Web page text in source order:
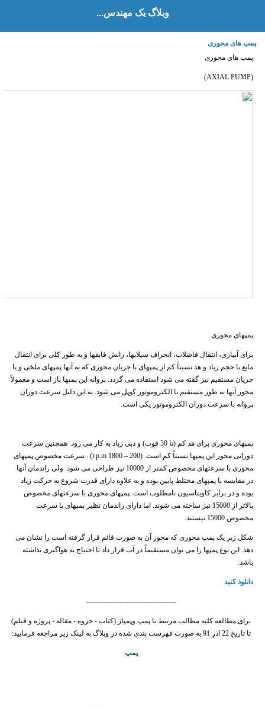
وبلاگ یک مهندس...
پمپ های محوری
پمپ های محوری
(AXIAL PUMP)
پمپهای محوری
برای آبیاری، انتقال فاضلاب، انحراف سیلابها، رانش قایقها و به طور کلی برای انتقال
مایع با حجم زیاد و هد نسبتاً کم از پمپهای با جریان محوری که به آنها پمپهای ملخی و یا
جریان مستقیم نیز گفته می شود استفاده می گردد. پروانه این پمپها باز است و معمولاً
محور آنها به طور مستقیم با الکتروموتور کوپل می شود. به این دلیل سرعت دوران
پروانه با سرعت دوران الکتروموتور یکی است.
پمپهای محوری برای هد کم (تا 30 فوت) و دبی زیاد به کار می رود. همچنین سرعت
دورانی محور این پمپها نسبتاً کم است. (200 – 1800 r.p.m) . سرعت مخصوص پمپهای
محوری با سرعتهای مخصوص کمتر از 10000 نیز طراحی می شود. ولی راندمان آنها
در مقایسه با پمپهای مختلط پایین بوده و به علاوه دارای قدرت شروع به حرکت زیاد
بوده و در برابر کاویتاسیون نامطلوب است. پمپهای محوری با سرعتهای مخصوص
بالاتر از 15000 نیز ساخته می شوند. اما دارای راندمان نظیر پمپهای با سرعت
مخصوص 15000 نیستند.
شکل زیر یک پمپ محوری که محور آن به صورت قائم قرار گرفته است را نشان می
دهد. این نوع پمپها را می توان مستقیماً در آب قرار داد تا احتیاج به هواگیری نداشته
باشد.
دانلود کنید
--------------------------------------
برای مطالعه کلیه مطالب مرتبط با پمپ وپمپاژ (کتاب - جزوه - مقاله - پروژه و فیلم)
تا تاریخ 22 اذر 91 به صورت فهرست بندی شده در وبلاگ به لینک زیر مراجعه فرمایید:
پمپ